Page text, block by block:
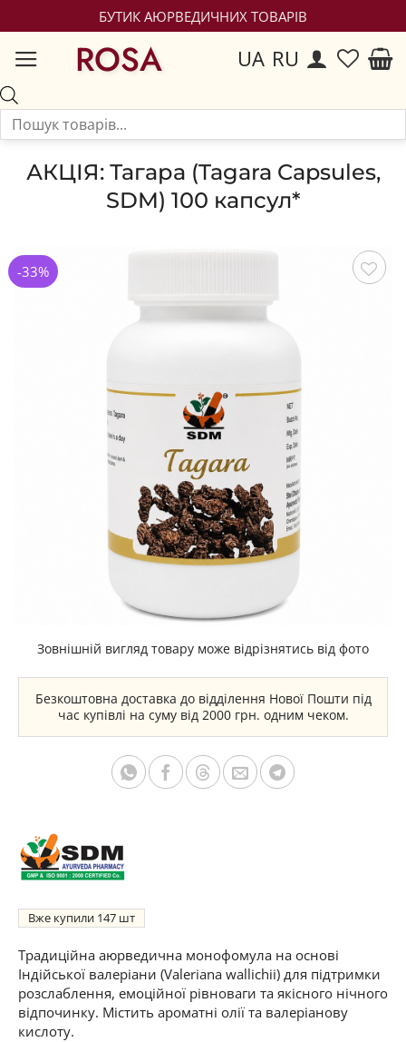
БУТИК АЮРВЕДИЧНИХ ТОВАРІВ
ROSA UA RU
АКЦІЯ: Тагара (Tagara Capsules,
SDM) 100 капсул*
-33%
Зовнішній вигляд товару може відрізнятись від фото
Безкоштовна доставка до відділення Нової Пошти під
час купівлі на суму від 2000 грн. одним чеком.
Вже купили 147
Традиційна аюрведична монофомула на основі
Індійської валеріани (Valeriana wallichii) для підтримки
розслаблення, емоційної рівноваги та якісного нічного
відпочинку. Містить ароматні олії та валеріанову
кислоту.